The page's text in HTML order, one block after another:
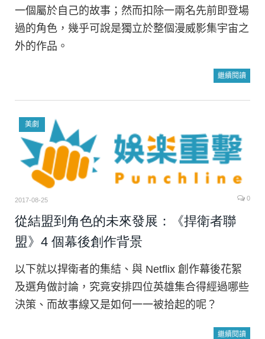
一個屬於自己的故事；然而扣除一兩名先前即登場
過的角色，幾乎可說是獨立於整個漫威影集宇宙之
外的作品。
繼續閱讀
美劇
2017-08-25 0
從結盟到角色的未來發展：《捍衛者聯
盟》4 個幕後創作背景
以下就以捍衛者的集結、與 Netflix 創作幕後花絮
及選角做討論，究竟安排四位英雄集合得經過哪些
決策、而故事線又是如何一一被拾起的呢？
繼續閱讀